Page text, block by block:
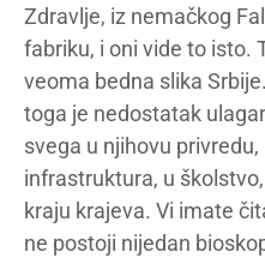
Zdravlje, iz nemačkog
fabriku, i oni vide to isto.
veoma bedna slika
toga je nedostatak
svega u njihovu
infrastruktura, u
kraju krajeva. Vi imate
ne postoji nijedan